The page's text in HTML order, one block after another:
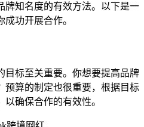
牌知名度的有效方法。以下是一
功开展合作。
目标至关重要。你想要提高品牌
预算的制定也很重要，根据目标
确保合作的有效性。